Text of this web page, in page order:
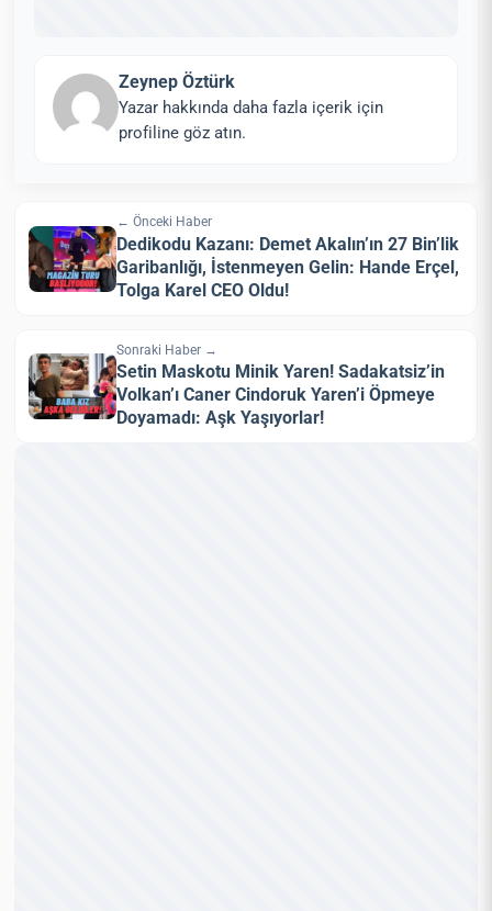
Zeynep Öztürk
Yazar hakkında daha fazla içerik için
profiline göz atın.
← Önceki Haber
Dedikodu Kazanı: Demet Akalın’ın 27 Bin’lik
Garibanlığı, İstenmeyen Gelin: Hande Erçel,
Tolga Karel CEO Oldu!
Sonraki Haber →
Setin Maskotu Minik Yaren! Sadakatsiz’in
Volkan’ı Caner Cindoruk Yaren’i Öpmeye
Doyamadı: Aşk Yaşıyorlar!